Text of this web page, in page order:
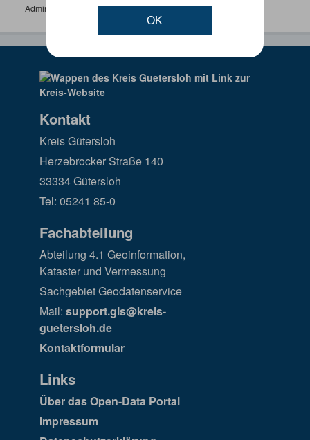
OK
Administrator unter:support.gis@kreis-guetersloh.de
Kontakt
Kreis Gütersloh
Herzebrocker Straße 140
33334 Gütersloh
Tel: 05241 85-0
Fachabteilung
Abteilung 4.1 Geoinformation,
Kataster und Vermessung
Sachgebiet Geodatenservice
Mail: support.gis@kreis-
guetersloh.de
Kontaktformular
Links
Über das Open-Data Portal
Impressum